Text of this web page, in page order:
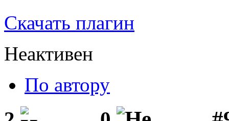
Скачать плагин
Неактивен
По автору